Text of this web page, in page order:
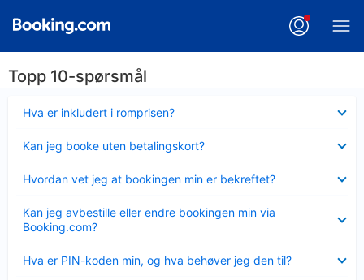
Topp 10-spørsmål
Hva er inkludert i romprisen?
mindre
Kan jeg booke uten betalingskort?
mindre
Hvordan vet jeg at bookingen min er bekreftet?
mindre
Kan jeg avbestille eller endre bookingen min via
Booking.com?
mindre
Hva er PIN-koden min, og hva behøver jeg den til?
mindre